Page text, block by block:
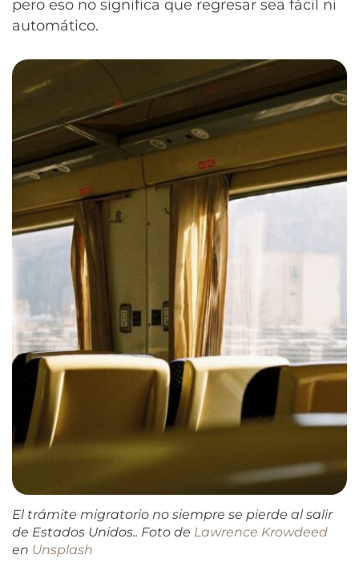
pero eso no significa que regresar sea fácil ni
automático.
El trámite migratorio no siempre se pierde al salir
de Estados Unidos.. Foto de Lawrence Krowdeed
en Unsplash